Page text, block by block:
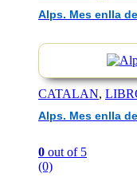
Alps. Mes enlla
CATALAN,
Alps. Mes enlla
0 out of 5
(0)